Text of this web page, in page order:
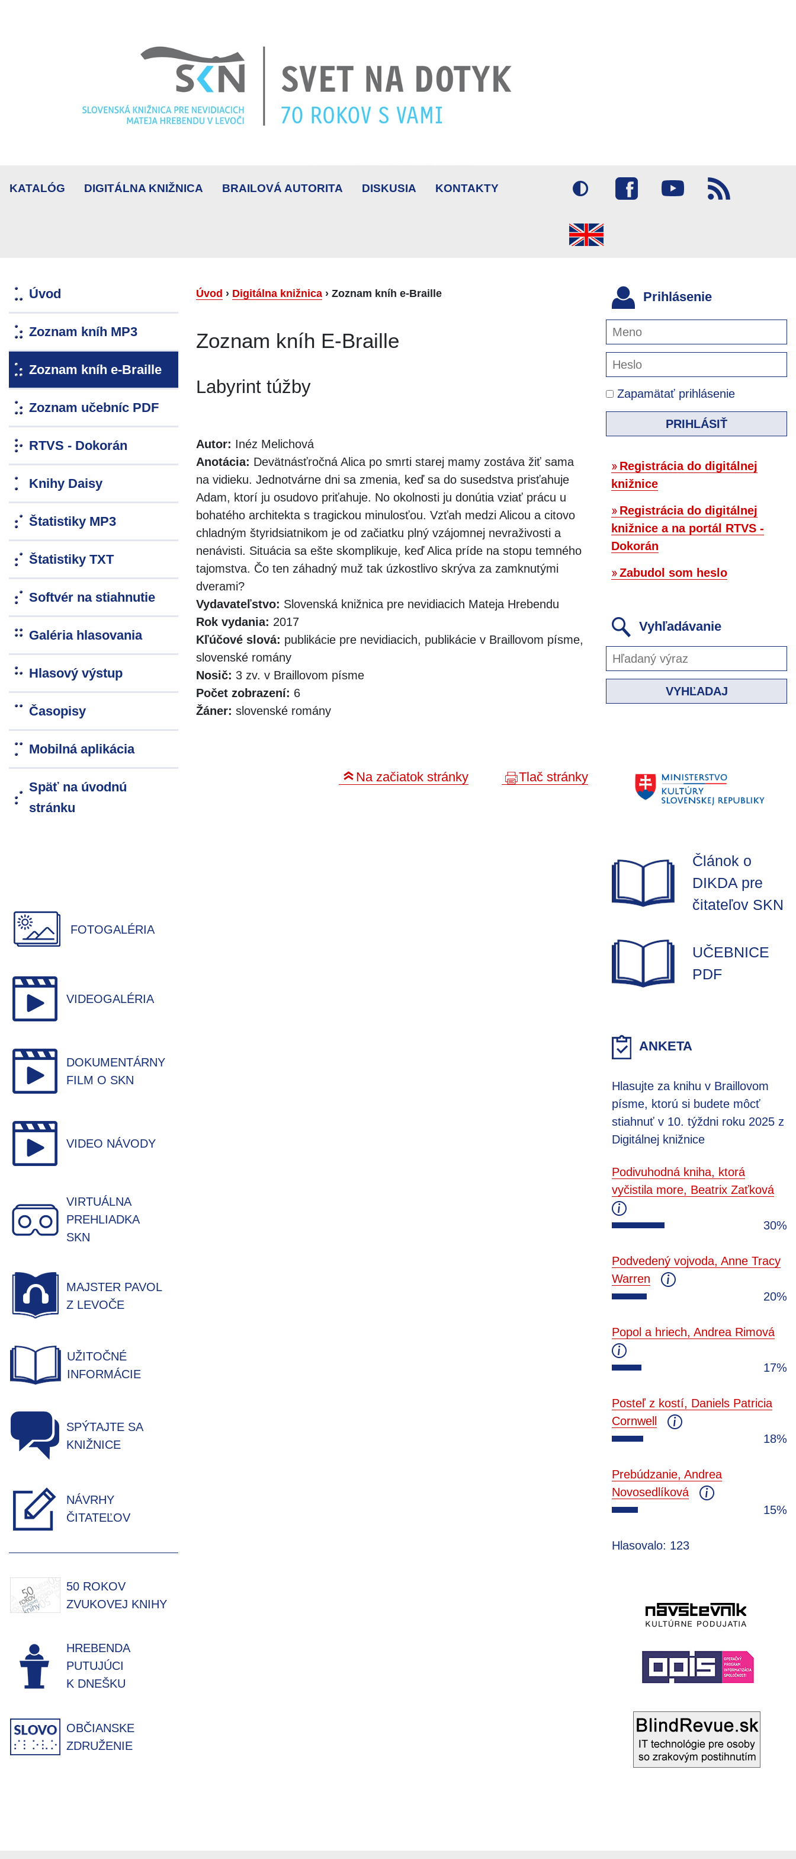
KATALÓG DIGITÁLNA KNIŽNICA BRAILOVÁ AUTORITA DISKUSIA KONTAKTY
Úvod
Zoznam kníh MP3
Zoznam kníh e-Braille
Zoznam učebníc PDF
RTVS - Dokorán
Knihy Daisy
Štatistiky MP3
Štatistiky TXT
Softvér na stiahnutie
Galéria hlasovania
Hlasový výstup
Časopisy
Mobilná aplikácia
Späť na úvodnú
stránku
FOTOGALÉRIA
VIDEOGALÉRIA
DOKUMENTÁRNY
FILM O SKN
VIDEO NÁVODY
VIRTUÁLNA
PREHLIADKA
SKN
MAJSTER PAVOL
Z LEVOČE
UŽITOČNÉ
INFORMÁCIE
SPÝTAJTE SA
KNIŽNICE
NÁVRHY
ČITATEĽOV
50 ROKOV
ZVUKOVEJ KNIHY
HREBENDA
PUTUJÚCI
K DNEŠKU
OBČIANSKE
ZDRUŽENIE
Úvod › Digitálna knižnica › Zoznam kníh e-Braille
Zoznam kníh E-Braille
Labyrint túžby
Autor: Inéz Melichová
Anotácia: Devätnásťročná Alica po smrti starej mamy zostáva žiť sama
na vidieku. Jednotvárne dni sa zmenia, keď sa do susedstva prisťahuje
Adam, ktorí ju osudovo priťahuje. No okolnosti ju donútia vziať prácu u
bohatého architekta s tragickou minulosťou. Vzťah medzi Alicou a citovo
chladným štyridsiatnikom je od začiatku plný vzájomnej nevraživosti a
nenávisti. Situácia sa ešte skomplikuje, keď Alica príde na stopu temného
tajomstva. Čo ten záhadný muž tak úzkostlivo skrýva za zamknutými
dverami?
Vydavateľstvo: Slovenská knižnica pre nevidiacich Mateja Hrebendu
Rok vydania: 2017
Kľúčové slová: publikácie pre nevidiacich, publikácie v Braillovom písme,
slovenské romány
Nosič: 3 zv. v Braillovom písme
Počet zobrazení: 6
Žáner: slovenské romány
Na začiatok stránky Tlač stránky
Prihlásenie
Zapamätať prihlásenie
PRIHLÁSIŤ
Registrácia do digitálnej
knižnice
Registrácia do digitálnej
knižnice a na portál RTVS -
Dokorán
Zabudol som heslo
Vyhľadávanie
VYHĽADAJ
Článok o
DIKDA pre
čitateľov SKN
UČEBNICE
PDF
ANKETA
Hlasujte za knihu v Braillovom
písme, ktorú si budete môcť
stiahnuť v 10. týždni roku 2025 z
Digitálnej knižnice
Podivuhodná kniha, ktorá
vyčistila more, Beatrix Zaťková
30%
Podvedený vojvoda, Anne Tracy
Warren
20%
Popol a hriech, Andrea Rimová
17%
Posteľ z kostí, Daniels Patricia
Cornwell
18%
Prebúdzanie, Andrea
Novosedlíková
15%
Hlasovalo: 123